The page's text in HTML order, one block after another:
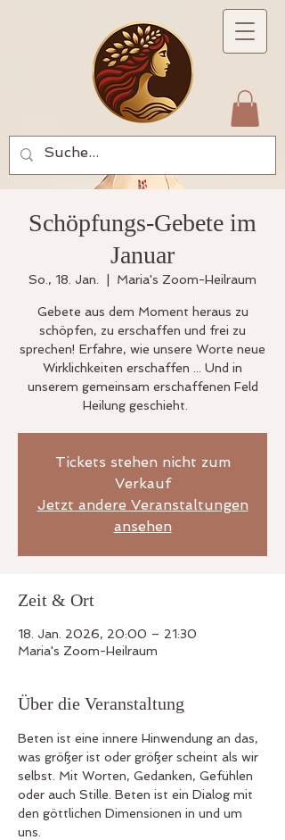
Schöpfungs-Gebete im
Januar
So., 18. Jan. Maria's Zoom-Heilraum
Gebete aus dem Moment heraus zu
schöpfen, zu erschaffen und frei zu
sprechen! Erfahre, wie unsere Worte neue
Wirklichkeiten erschaffen ... Und in
unserem gemeinsam erschaffenen Feld
Heilung geschieht.
Tickets stehen nicht zum
Verkauf
Jetzt andere Veranstaltungen
ansehen
Zeit & Ort
18. Jan. 2026, 20:00 – 21:30
Maria's Zoom-Heilraum
Über die Veranstaltung
Beten ist eine innere Hinwendung an das,
was größer ist oder größer scheint als wir
selbst. Mit Worten, Gedanken, Gefühlen
oder auch Stille. Beten ist ein Dialog mit
den göttlichen Dimensionen in und um
uns.